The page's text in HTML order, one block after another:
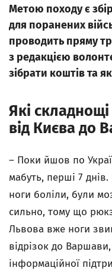
Метою походу є
для поранених
проводить пряму
з редакцією
зібрати коштів та
Які
від Києва до
– Поки йшов по
мабуть, перші 7
ноги боліли, були
сильно, тому що
Львова вже ноги
відрізок до
інформаційної